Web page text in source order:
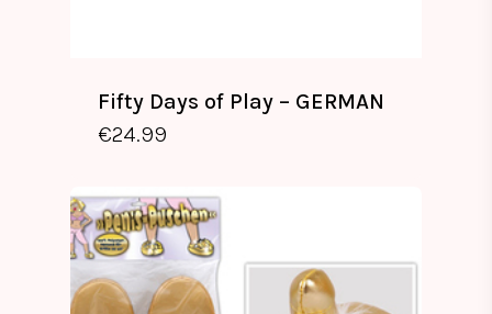
Fifty Days of Play – GERMAN
€24.99
€24.99